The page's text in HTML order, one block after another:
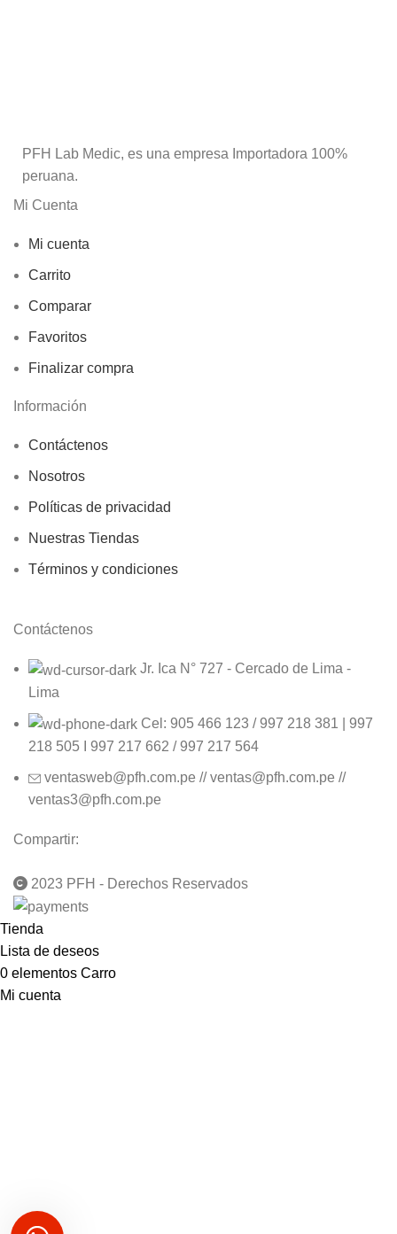
PFH Lab Medic, es una empresa Importadora 100%
peruana.
Mi Cuenta
Mi cuenta
Carrito
Comparar
Favoritos
Finalizar compra
Información
Contáctenos
Nosotros
Políticas de privacidad
Nuestras Tiendas
Términos y condiciones
Contáctenos
Jr. Ica N° 727 - Cercado de Lima -
Lima
Cel: 905 466 123 / 997 218 381 | 997
218 505 I 997 217 662 / 997 217 564
ventasweb@pfh.com.pe // ventas@pfh.com.pe //
ventas3@pfh.com.pe
Compartir:
2023 PFH - Derechos Reservados
Tienda
Lista de deseos
0 elementos Carro
Mi cuenta